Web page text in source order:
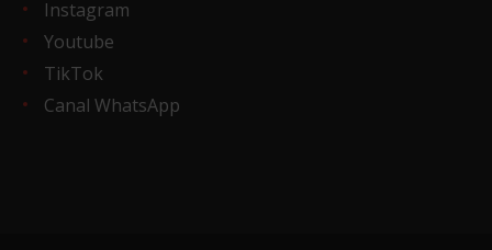
Instagram
Youtube
TikTok
Canal WhatsApp